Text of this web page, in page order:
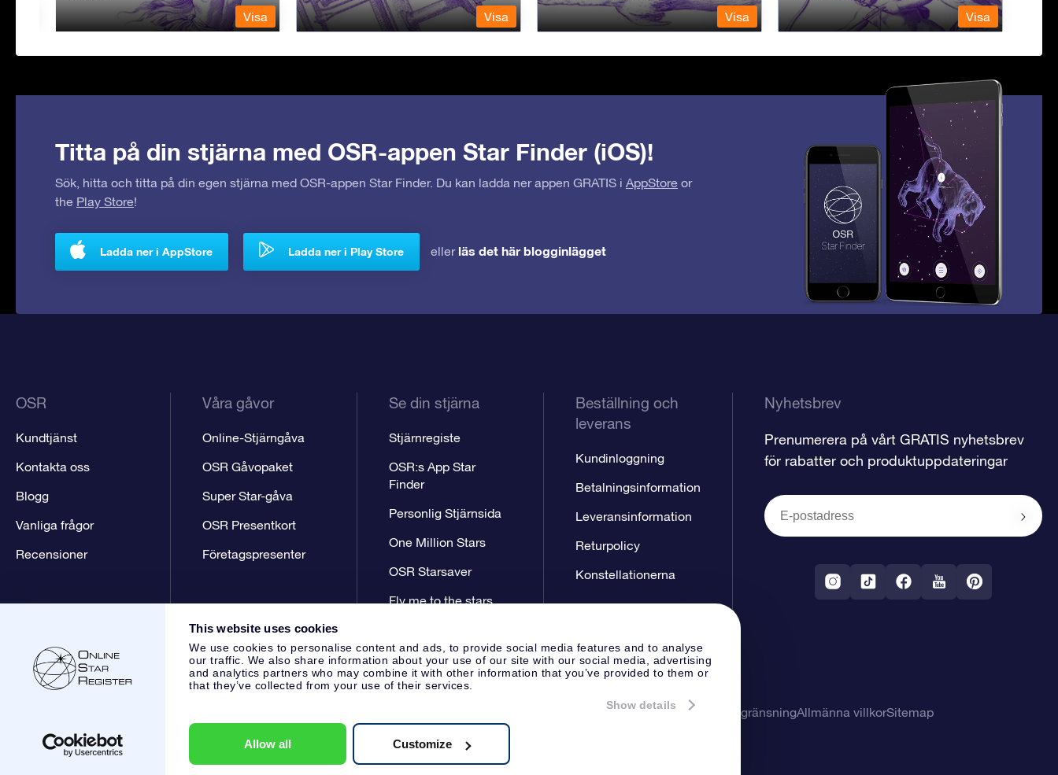
This website uses cookies
We use cookies to personalise content and ads, to provide social media features and to analyse
our traffic. We also share information about your use of our site with our social media, advertising
and analytics partners who may combine it with other information that you’ve provided to them or
that they’ve collected from your use of their services.
Show details
Allow all Customize
Visa Visa Visa Visa
Titta på din stjärna med OSR-appen Star Finder (iOS)!
Sök, hitta och titta på din egen stjärna med OSR-appen Star Finder. Du kan ladda ner appen GRATIS i AppStore or
the Play Store!
Ladda ner i AppStore Ladda ner i Play Store eller läs det här blogginlägget
OSR
Kundtjänst
Kontakta oss
Blogg
Vanliga frågor
Recensioner
Våra gåvor
Online-Stjärngåva
OSR Gåvopaket
Super Star-gåva
OSR Presentkort
Företagspresenter
Se din stjärna
Stjärnregiste
OSR:s App Star
Finder
Personlig Stjärnsida
One Million Stars
OSR Starsaver
Fly me to the stars
Beställning och
leverans
Kundinloggning
Betalningsinformation
Leveransinformation
Returpolicy
Konstellationerna
Nyhetsbrev
Prenumerera på vårt GRATIS nyhetsbrev
för rabatter och produktuppdateringar
Kundtjänst:help@osr.org KVK: 60333553, VAT: NL 8538.62.722B01
Sekretesspolicy & AnsvarsbegränsningAllmänna villkorSitemap